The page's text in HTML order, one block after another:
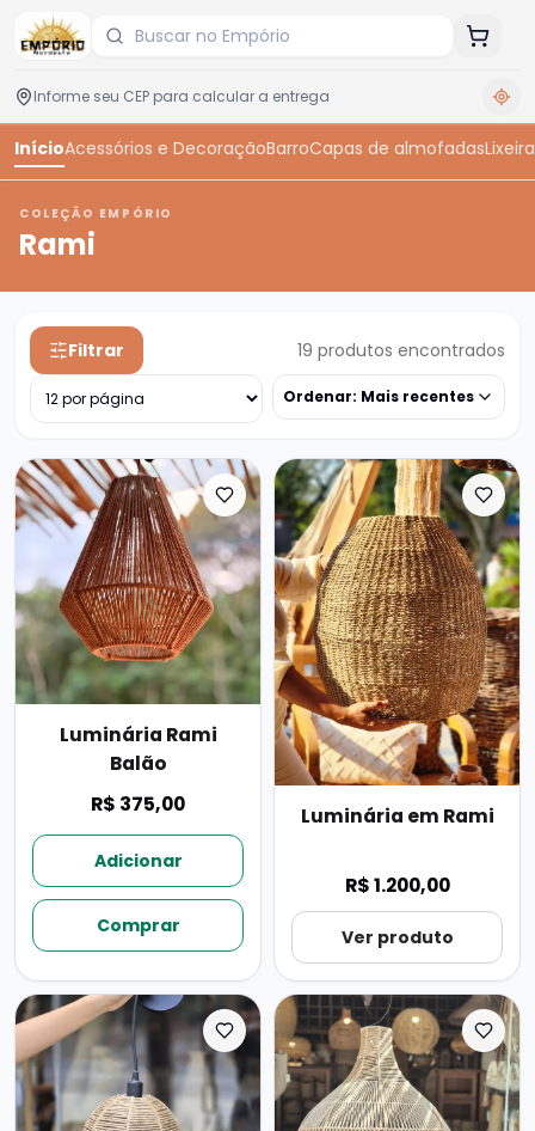
InícioAcessórios e DecoraçãoBarroCapas de almofadasLixeira
COLEÇÃO EMPÓRIO
Rami
Filtrar 19 produtos encontrados
Ordenar: Mais recentes
Luminária Rami
Balão
R$ 375,00
Adicionar
Comprar
Luminária em Rami
R$ 1.200,00
Ver produto